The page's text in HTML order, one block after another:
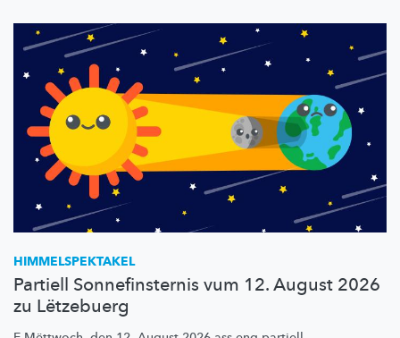
HIMMELSPEKTAKEL
Partiell Sonnefinsternis vum 12. August 2026
zu Lëtzebuerg